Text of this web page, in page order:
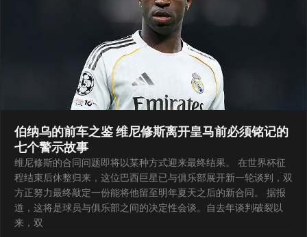
伯纳乌的前车之鉴 维尼修斯离开皇马前必须铭记的
七个警示故事
维尼修斯的合同问题即将以某种方式迎来最终结果。 在世界杯征
程结束后休整归来，这位巴西巨星已与俱乐部展开新一轮谈判，双
方正努力最终敲定一份能将他留至明年夏天之后的新合同。 据报
道，这将是球员与俱乐部之间的决定性会谈。自去年谈判破裂以
来，双